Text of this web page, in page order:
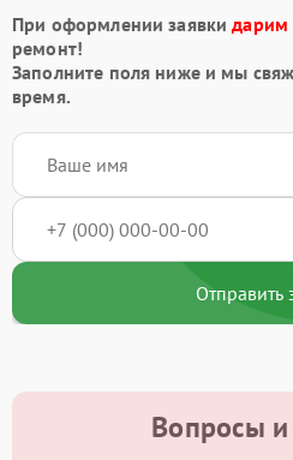
При оформлении заявкидарим
ремонт!
Заполните поля ниже и мы
время.
Отправить
Вопросы